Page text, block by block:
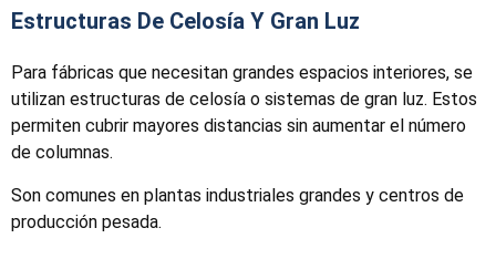
Estructuras De Celosía Y Gran Luz
Para fábricas que necesitan grandes espacios interiores, se
utilizan estructuras de celosía o sistemas de gran luz. Estos
permiten cubrir mayores distancias sin aumentar el número
de columnas.
Son comunes en plantas industriales grandes y centros de
producción pesada.